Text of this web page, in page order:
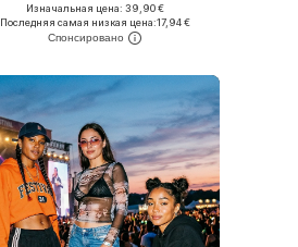
Доступные размеры: 36, 38, 40, 42
Добавить в корзину
Изначальная цена: 39,90 €
Последняя самая низкая цена:17,94 €